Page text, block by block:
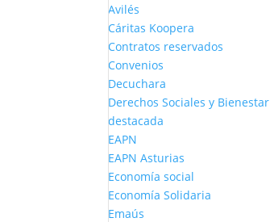
Avilés
Cáritas Koopera
Contratos reservados
Convenios
Decuchara
Derechos Sociales y Bienestar
destacada
EAPN
EAPN Asturias
Economía social
Economía Solidaria
Emaús